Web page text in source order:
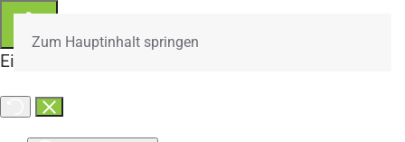
Eingabehilfen öffnen
Zum Hauptinhalt springen